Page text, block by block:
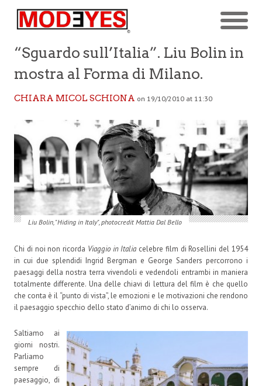
“Sguardo sull’Italia”. Liu Bolin in
mostra al Forma di Milano.
CHIARA MICOL SCHIONA on 19/10/2010 at 11:30
Liu Bolin, "Hiding in Italy", photocredit Mattia Dal Bello
Chi di noi non ricorda Viaggio in Italia celebre film di Rosellini del 1954
in cui due splendidi Ingrid Bergman e George Sanders percorrono i
paesaggi della nostra terra vivendoli e vedendoli entrambi in maniera
totalmente differente. Una delle chiavi di lettura del film è che quello
che conta è il “punto di vista”, le emozioni e le motivazioni che rendono
il paesaggio specchio dello stato d’animo di chi lo osserva.
Saltiamo ai
giorni nostri.
Parliamo
sempre di
paesaggio, di